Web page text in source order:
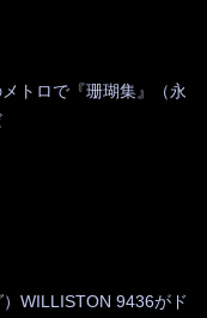
トロで『珊瑚集』（永
WILLISTON 9436がド